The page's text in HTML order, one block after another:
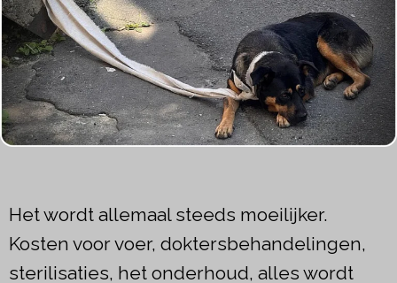
Het wordt allemaal steeds moeilijker.
Kosten voor voer, doktersbehandelingen,
sterilisaties, het onderhoud, alles wordt